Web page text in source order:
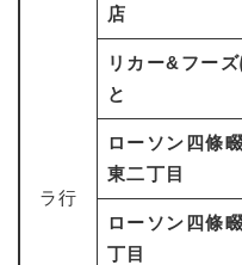
ラ行
店
リカー&フー
と
ローソン四條
東二丁目
ローソン四條
丁目